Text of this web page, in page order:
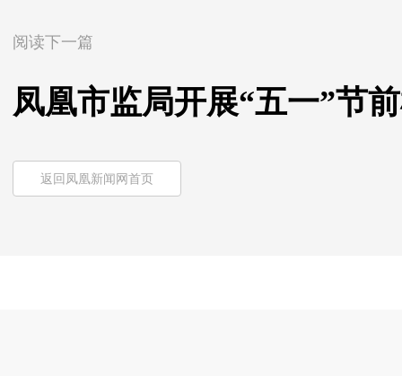
阅读下一篇
凤凰市监局开展“五一”节
返回凤凰新闻网首页